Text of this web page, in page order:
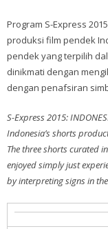
Program S-Express
produksi film pendek
pendek yang terpilih
dinikmati dengan
dengan penafsiran
S-Express 2015:
Indonesia’s shorts
The three shorts curated
enjoyed simply just
by interpreting signs in